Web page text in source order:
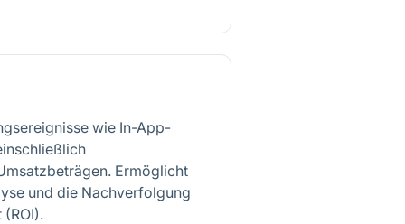
wie In-App-
Ermöglicht
und die Nachverfolgung